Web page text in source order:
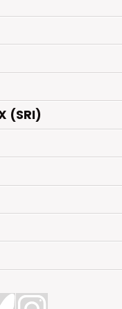
(SRI)